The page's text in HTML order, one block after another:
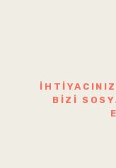
BIZI